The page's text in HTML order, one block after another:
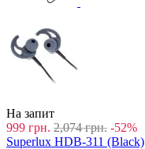
На запит
999 грн. 2,074 грн. -52%
Superlux HDB-311 (Black)